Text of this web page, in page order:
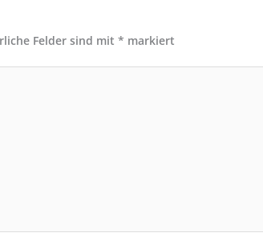
Felder sind mit * markiert